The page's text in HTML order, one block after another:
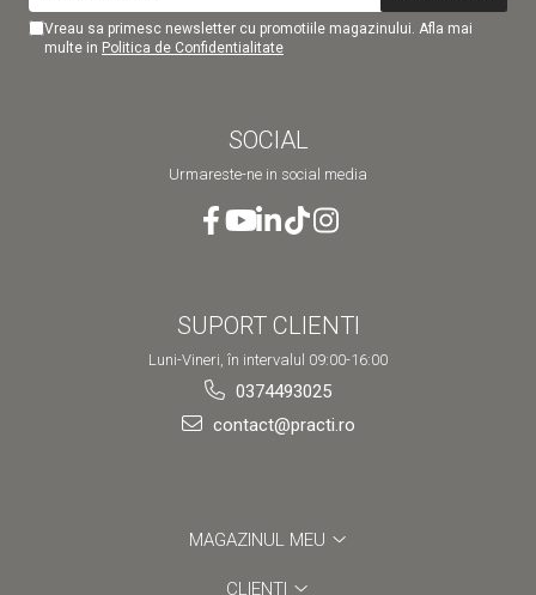
Vreau sa primesc newsletter cu promotiile magazinului. Afla mai
multe in Politica de Confidentialitate
SOCIAL
Urmareste-ne in social media
SUPORT CLIENTI
Luni-Vineri, în intervalul 09:00-16:00
0374493025
contact@practi.ro
MAGAZINUL MEU
CLIENTI